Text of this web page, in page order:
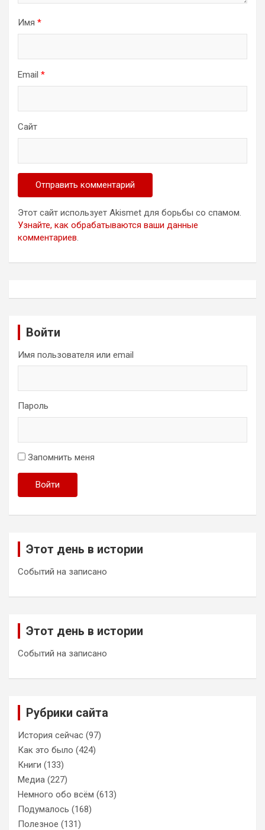
Имя *
Email *
Сайт
Этот сайт использует Akismet для борьбы со спамом.
Узнайте, как обрабатываются ваши данные
комментариев.
Войти
Имя пользователя или email
Пароль
Запомнить меня
Войти
Этот день в истории
Событий на записано
Этот день в истории
Событий на записано
Рубрики сайта
История сейчас (97)
Как это было (424)
Книги (133)
Медиа (227)
Немного обо всём (613)
Подумалось (168)
Полезное (131)